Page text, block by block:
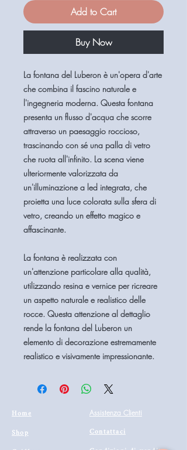
Add to Cart
Buy Now
La fontana del Luberon è un'opera d'arte
che combina il fascino naturale e
l'ingegneria moderna. Questa fontana
presenta un flusso d'acqua che scorre
attraverso un paesaggio roccioso,
trascinando con sé una palla di vetro
che ruota all'infinito. La scena viene
ulteriormente valorizzata da
un'illuminazione a led integrata, che
proietta una luce colorata sulla sfera di
vetro, creando un effetto magico e
affascinante.
La fontana è realizzata con
un'attenzione particolare alla qualità,
utilizzando resina e vernice per ricreare
un aspetto naturale e realistico delle
rocce. Questa attenzione al dettaglio
rende la fontana del Luberon un
elemento di decorazione estremamente
realistico e visivamente impressionante.
Home
Shop
Assistenza Clienti
Contattaci